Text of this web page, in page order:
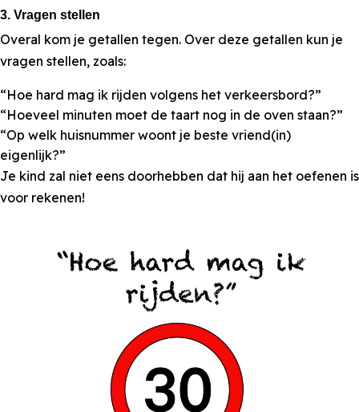
3. Vragen stellen
Overal kom je getallen tegen. Over deze getallen kun je
vragen stellen, zoals:
“Hoe hard mag ik rijden volgens het verkeersbord?”
“Hoeveel minuten moet de taart nog in de oven staan?”
“Op welk huisnummer woont je beste vriend(in)
eigenlijk?”
Je kind zal niet eens doorhebben dat hij aan het oefenen is
voor rekenen!